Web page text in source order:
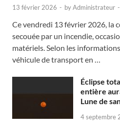
13 février 2026 - byAdministrateur -
Ce vendredi 13 février 2026, la
secouée par un incendie,
matériels. Selon les
véhicule de transport en …
Éclipse
entière
Lune de
4 septembre